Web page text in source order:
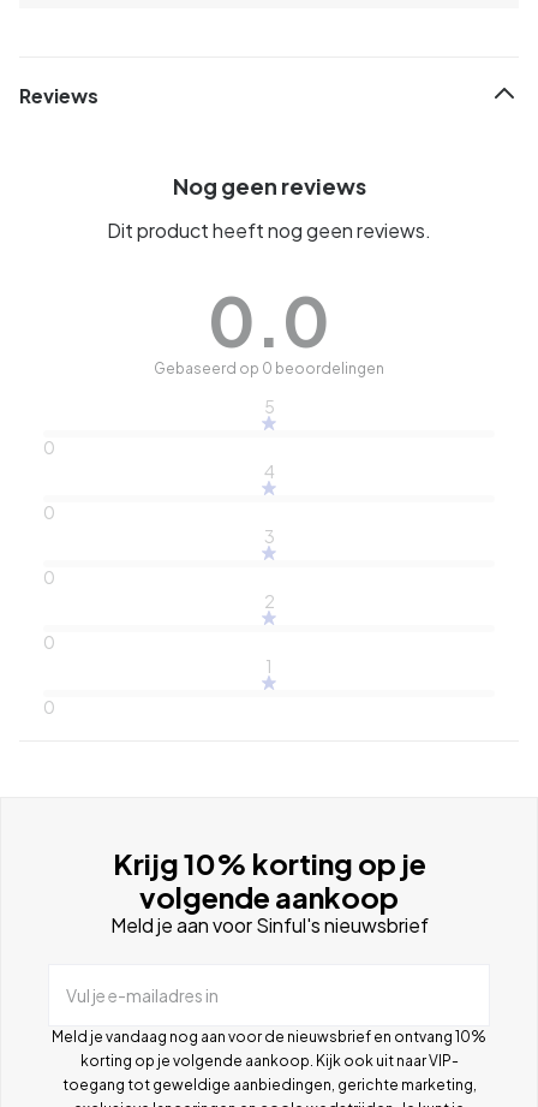
Reviews
Nog geen reviews
Dit product heeft nog geen reviews.
0.0
Gebaseerd op 0 beoordelingen
5
0
4
0
3
0
2
0
1
0
Krijg 10% korting op je
volgende aankoop
Meld je aan voor Sinful's nieuwsbrief
Vul je e-mailadres in
Meld je vandaag nog aan voor de nieuwsbrief en ontvang 10%
korting op je volgende aankoop. Kijk ook uit naar VIP-
toegang tot geweldige aanbiedingen, gerichte marketing,